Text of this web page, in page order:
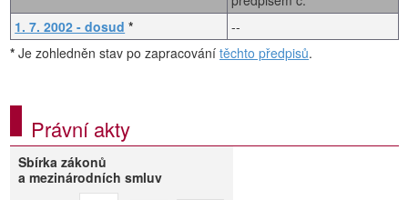
1. 7. 2002 - dosud *
--
* Je zohledněn stav po zapracování těchto předpisů.
Právní akty
Sbírka zákonů
a mezinárodních smluv